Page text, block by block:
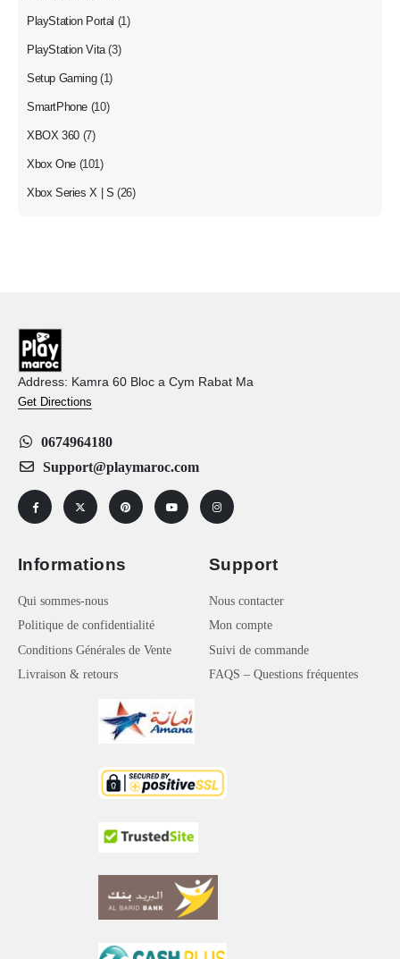
PlayStation Portal (1)
PlayStation Vita (3)
Setup Gaming (1)
SmartPhone (10)
XBOX 360 (7)
Xbox One (101)
Xbox Series X | S (26)
Address: Kamra 60 Bloc a Cym Rabat Ma
Get Directions
0674964180
Support@playmaroc.com
Informations
Qui sommes-nous
Politique de confidentialité
Conditions Générales de Vente
Livraison & retours
Support
Nous contacter
Mon compte
Suivi de commande
FAQS – Questions fréquentes